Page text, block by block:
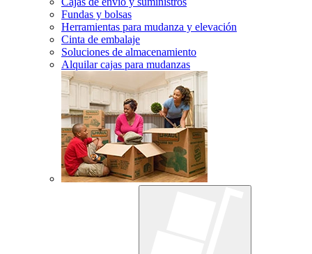
Fundas y bolsas
Herramientas para mudanza y elevación
Cinta de embalaje
Soluciones de almacenamiento
Alquilar cajas para mudanzas